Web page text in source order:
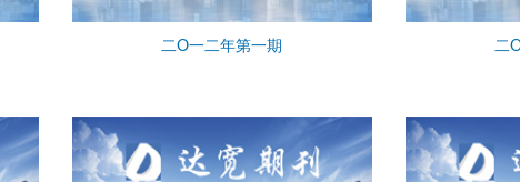
二O一二年第一期 二